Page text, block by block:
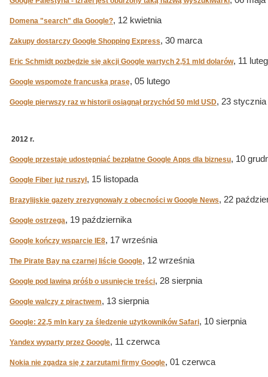
Domena "search" dla Google?, 12 kwietnia
Zakupy dostarczy Google Shopping Express, 30 marca
Eric Schmidt pozbędzie się akcji Google wartych 2,51 mld dolarów, 11
Google wspomoże francuską prasę, 05 lutego
Google pierwszy raz w historii osiągnął przychód 50 mld USD, 23 stycznia
2012 r.
Google przestaje udostępniać bezpłatne Google Apps dla biznesu, 10
Google Fiber już ruszył, 15 listopada
Brazylijskie gazety zrezygnowały z obecności w Google News, 22
Google ostrzega, 19 października
Google kończy wsparcie IE8, 17 września
The Pirate Bay na czarnej liście Google, 12 września
Google pod lawiną próśb o usunięcie treści, 28 sierpnia
Google walczy z piractwem, 13 sierpnia
Google: 22,5 mln kary za śledzenie użytkowników Safari, 10 sierpnia
Yandex wyparty przez Google, 11 czerwca
Nokia nie zgadza się z zarzutami firmy Google, 01 czerwca